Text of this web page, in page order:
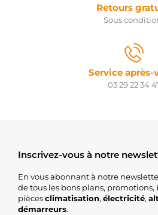
Retours
Sous
Service après-
03 29 22 34
Inscrivez-vous à notre
En vous abonnant à notre
de tous les bons plans, promotions,
piècesclimatisation, électricité,
démarreurs.